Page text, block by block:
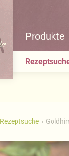
Produkte
Rezeptsuche